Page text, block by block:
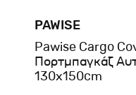
PAWISE
Pawise Cargo
Πορτμπαγκάζ
130x150cm